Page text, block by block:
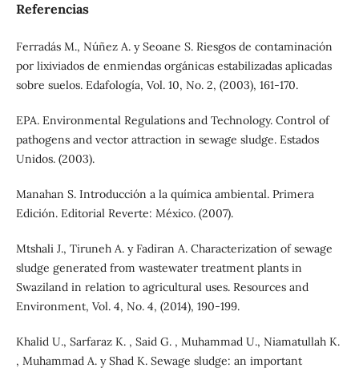
Referencias
Ferradás M., Núñez A. y Seoane S. Riesgos de contaminación
por lixiviados de enmiendas orgánicas estabilizadas aplicadas
sobre suelos. Edafología, Vol. 10, No. 2, (2003), 161-170.
EPA. Environmental Regulations and Technology. Control of
pathogens and vector attraction in sewage sludge. Estados
Unidos. (2003).
Manahan S. Introducción a la química ambiental. Primera
Edición. Editorial Reverte: México. (2007).
Mtshali J., Tiruneh A. y Fadiran A. Characterization of sewage
sludge generated from wastewater treatment plants in
Swaziland in relation to agricultural uses. Resources and
Environment, Vol. 4, No. 4, (2014), 190-199.
Khalid U., Sarfaraz K. , Said G. , Muhammad U., Niamatullah K.
, Muhammad A. y Shad K. Sewage sludge: an important